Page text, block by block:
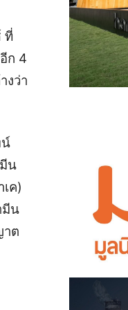
ที่
ก 4
งว่า
น์
น
ค)
มีน
าต